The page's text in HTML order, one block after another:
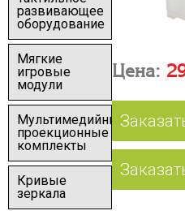
развивающее
оборудование
Мягкие
игровые
модули
Мультимедийные
проекционные
комплекты
Кривые
зеркала
Цена: